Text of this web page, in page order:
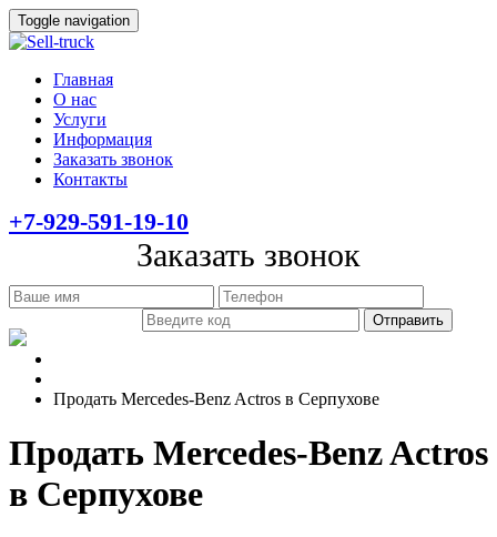
Toggle navigation
Главная
О нас
Услуги
Информация
Заказать звонок
Контакты
+7-929-591-19-10
Заказать звонок
Продать Mercedes-Benz Actros в Серпухове
Продать Mercedes-Benz Actros
в Серпухове